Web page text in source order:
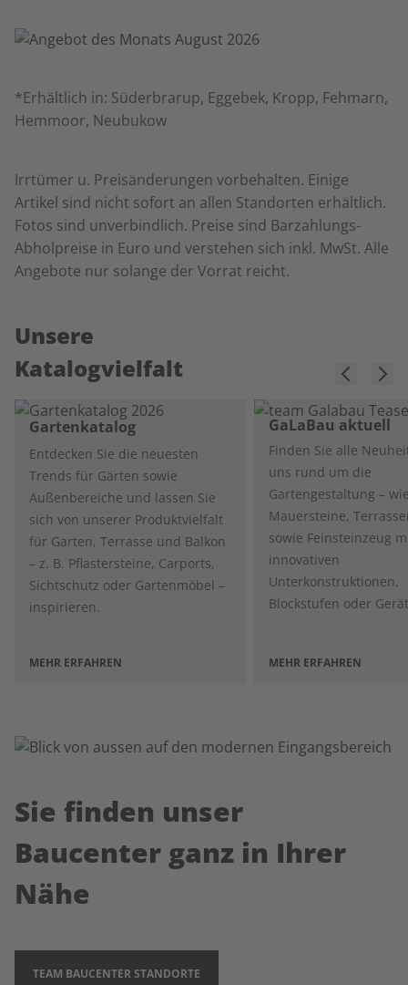
*Erhältlich in: Süderbrarup, Eggebek, Kropp, Fehmarn,
Hemmoor, Neubukow
Irrtümer u. Preisänderungen vorbehalten. Einige
Artikel sind nicht sofort an allen Standorten erhältlich.
Fotos sind unverbindlich. Preise sind Barzahlungs-
Abholpreise in Euro und verstehen sich inkl. MwSt. Alle
Angebote nur solange der Vorrat reicht.
Unsere
Katalogvielfalt
Gartenkatalog
Entdecken Sie die neuesten
Trends für Gärten sowie
Außenbereiche und lassen Sie
sich von unserer Produktvielfalt
für Garten, Terrasse und Balkon
– z. B. Pflastersteine, Carports,
Sichtschutz oder Gartenmöbel –
inspirieren.
MEHR ERFAHREN
GaLaBau aktuell
Finden Sie alle
uns rund um die
Gartengestaltung –
Mauersteine,
sowie Feinsteinzeug
innovativen
Unterkonstruktionen,
Blockstufen oder
MEHR ERFAHREN
Sie finden unser
Baucenter ganz in Ihrer
Nähe
TEAM BAUCENTER STANDORTE